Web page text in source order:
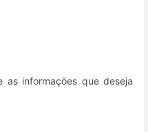
as informações que deseja